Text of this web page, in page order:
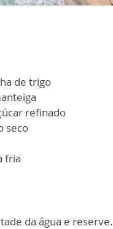
de trigo
refinado
seco
fria
da água e reserve.